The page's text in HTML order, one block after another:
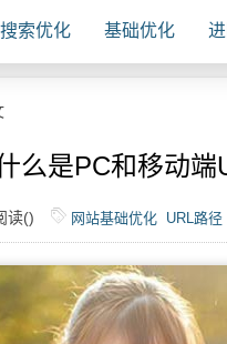
索优化 基础优化
么是PC和移动端
读() 网站基础优化 URL路径